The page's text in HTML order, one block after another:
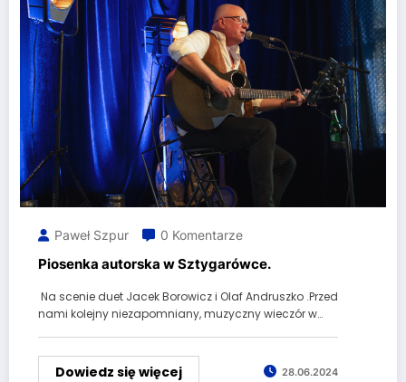
Paweł Szpur 0 Komentarze
Piosenka autorska w Sztygarówce.
Na scenie duet Jacek Borowicz i Olaf Andruszko .Przed
nami kolejny niezapomniany, muzyczny wieczór w…
Dowiedz się więcej 28.06.2024